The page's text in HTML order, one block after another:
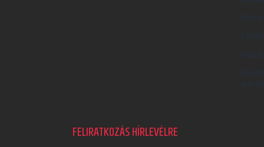
FELIRATKOZÁS HÍRLEVÉLRE